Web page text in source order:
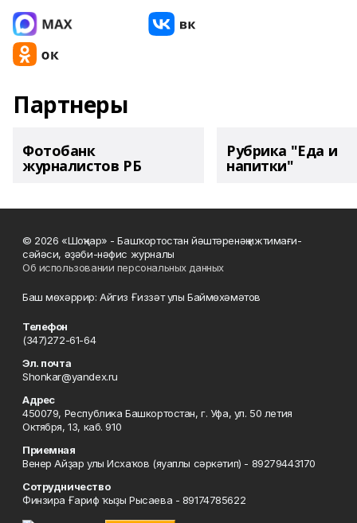
Партнеры
Фотобанк
журналистов РБ
Рубрика "Еда и
напитки"
© 2026 «Шоңҡар» - Башҡортостан йәштәренәң ижтимағи-
сәйәси, әҙәби-нәфис журналы
Об использовании персональных данных
Баш мөхәррир: Айгиз Ғиззәт улы Баймөхәмәтов
Телефон
(347)272-61-64
Эл. почта
Shonkar@yandex.ru
Адрес
450079, Республика Башкортостан, г. Уфа, ул. 50 летия
Октября, 13, каб. 910
Приемная
Венер Айҙар улы Исхаҡов (яуаплы сәркәтип) - 89279443170
Сотрудничество
Финзира Ғариф ҡыҙы Рысаева - 89174785622